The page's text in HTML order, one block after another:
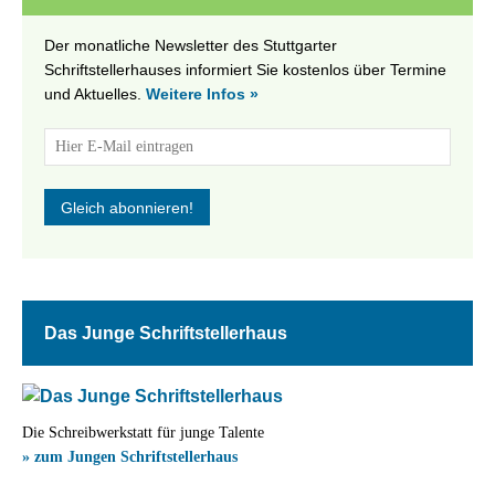
Der monatliche Newsletter des Stuttgarter
Schriftstellerhauses informiert Sie kostenlos über Termine
und Aktuelles. Weitere Infos »
Das Junge Schriftstellerhaus
Die Schreibwerkstatt für junge Talente
» zum Jungen Schriftstellerhaus